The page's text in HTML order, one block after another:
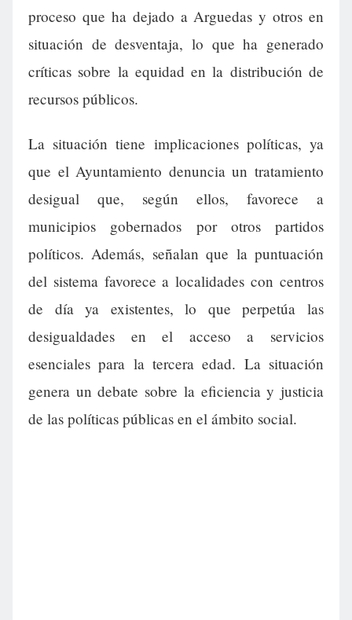
proceso que ha dejado a Arguedas y otros en
situación de desventaja, lo que ha generado
críticas sobre la equidad en la distribución de
recursos públicos.
La situación tiene implicaciones políticas, ya
que el Ayuntamiento denuncia un tratamiento
desigual que, según ellos, favorece a
municipios gobernados por otros partidos
políticos. Además, señalan que la puntuación
del sistema favorece a localidades con centros
de día ya existentes, lo que perpetúa las
desigualdades en el acceso a servicios
esenciales para la tercera edad. La situación
genera un debate sobre la eficiencia y justicia
de las políticas públicas en el ámbito social.